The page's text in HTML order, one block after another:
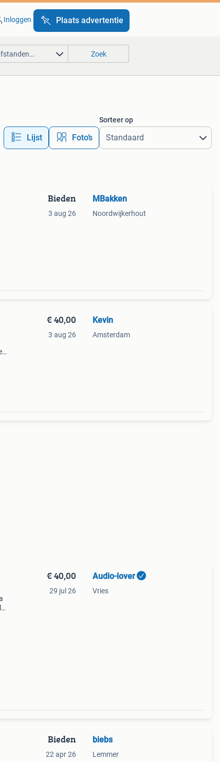
Inloggen Plaats advertentie
Zoek
Lijst Foto’s
Sorteer op
Bieden
3 aug 26
MBakken
Noordwijkerhout
€ 40,00
3 aug 26
Kevin
Amsterdam
€ 40,00
29 jul 26
Audio-lover
Vries
Bieden
22 apr 26
biebs
Lemmer